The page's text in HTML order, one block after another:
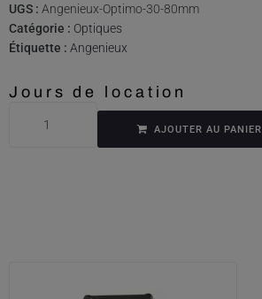
UGS : Angenieux-Optimo-30-80mm
Catégorie : Optiques
Étiquette : Angenieux
Jours de location
AJOUTER AU PANIER